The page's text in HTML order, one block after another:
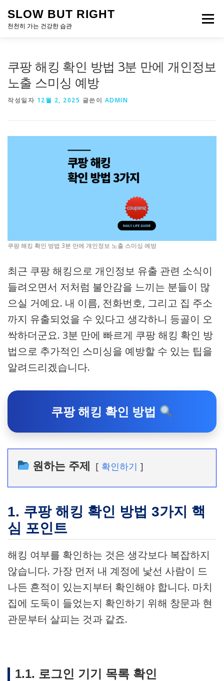
SLOW BUT RIGHT
천천히 가는 건강한 습관
메뉴
쿠팡 해킹 확인 방법 3분 만에 개인정보
노출 스미싱 예방
작성일자 12월 2, 2025 글쓴이 ADMIN
쿠팡 해킹 확인 방법 3분 만에 개인정보 노출 스미싱 예방
최근 쿠팡 해킹으로 개인정보 유출 관련 소식이
들려오면서 저처럼 불안감을 느끼는 분들이 많
으실 거예요. 내 이름, 전화번호, 그리고 집 주소
까지 유출되었을 수 있다고 생각하니 등골이 오
싹하더군요. 3분 만에 빠르게 쿠팡 해킹 확인 방
법으로 추가적인 스미싱을 예방할 수 있는 팁을
알려드리겠습니다.
쿠팡 해킹 확인 방법
원하는 주제 확인하기
1. 쿠팡 해킹 확인 방법 3가지 핵
심 포인트
해킹 여부를 확인하는 것은 생각보다 복잡하지
않습니다. 가장 먼저 내 계정에 낯선 사람이 드
나든 흔적이 있는지부터 확인해야 합니다. 마치
집에 도둑이 들었는지 확인하기 위해 창문과 현
관문부터 살피는 것과 같죠.
1.1. 로그인 기기 목록 확인